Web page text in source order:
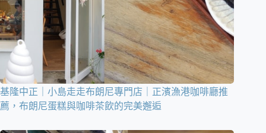
基隆中正｜小島走走布朗尼專門店｜正濱漁港咖啡廳推
薦，布朗尼蛋糕與咖啡茶飲的完美邂逅